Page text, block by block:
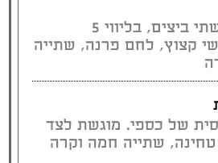
חביתת קדאיף משתי ביצים, בליווי 5
קצוץ, לחם פרנה, שתייה
של כספי. מוגשת לצד
שתייה חמה וקרה